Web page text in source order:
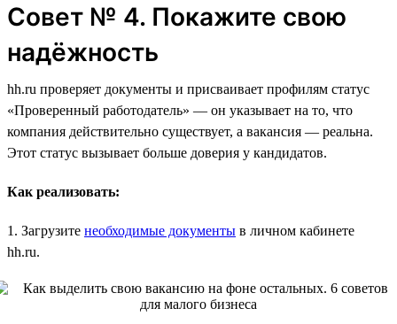
Совет № 4. Покажите свою
надёжность
hh.ru проверяет документы и присваивает профилям статус
«Проверенный работодатель» — он указывает на то, что
компания действительно существует, а вакансия — реальна.
Этот статус вызывает больше доверия у кандидатов.
Как реализовать:
1. Загрузите необходимые документы в личном кабинете
hh.ru.